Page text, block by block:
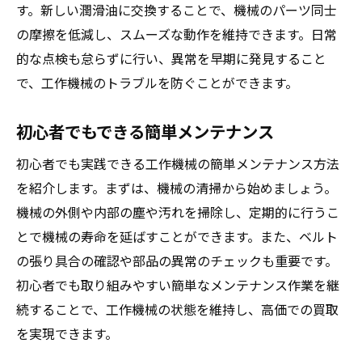
す。新しい潤滑油に交換することで、機械のパーツ同士
の摩擦を低減し、スムーズな動作を維持できます。日常
的な点検も怠らずに行い、異常を早期に発見すること
で、工作機械のトラブルを防ぐことができます。
初心者でもできる簡単メンテナンス
初心者でも実践できる工作機械の簡単メンテナンス方法
を紹介します。まずは、機械の清掃から始めましょう。
機械の外側や内部の塵や汚れを掃除し、定期的に行うこ
とで機械の寿命を延ばすことができます。また、ベルト
の張り具合の確認や部品の異常のチェックも重要です。
初心者でも取り組みやすい簡単なメンテナンス作業を継
続することで、工作機械の状態を維持し、高価での買取
を実現できます。